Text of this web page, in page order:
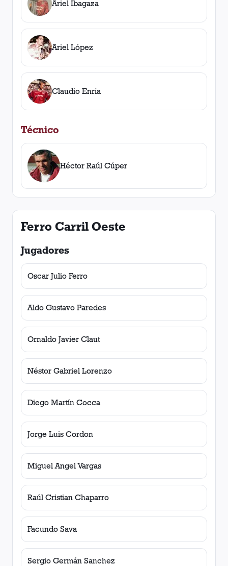
Ariel Ibagaza
Ariel López
Claudio Enría
Técnico
Héctor Raúl Cúper
Ferro Carril Oeste
Jugadores
Oscar Julio Ferro
Aldo Gustavo Paredes
Ornaldo Javier Claut
Néstor Gabriel Lorenzo
Diego Martín Cocca
Jorge Luis Cordon
Miguel Angel Vargas
Raúl Cristian Chaparro
Facundo Sava
Sergio Germán Sanchez